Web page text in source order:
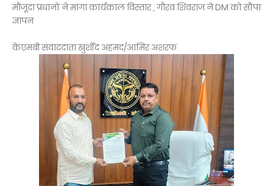
मौजूदा प्रधानों ने मांगा कार्यकाल विस्तार , गौरव शिवराज ने DM को सौंपा
ज्ञापन
केएमबी संवाददाता खुर्शीद अहमद/आमिर अशरफ